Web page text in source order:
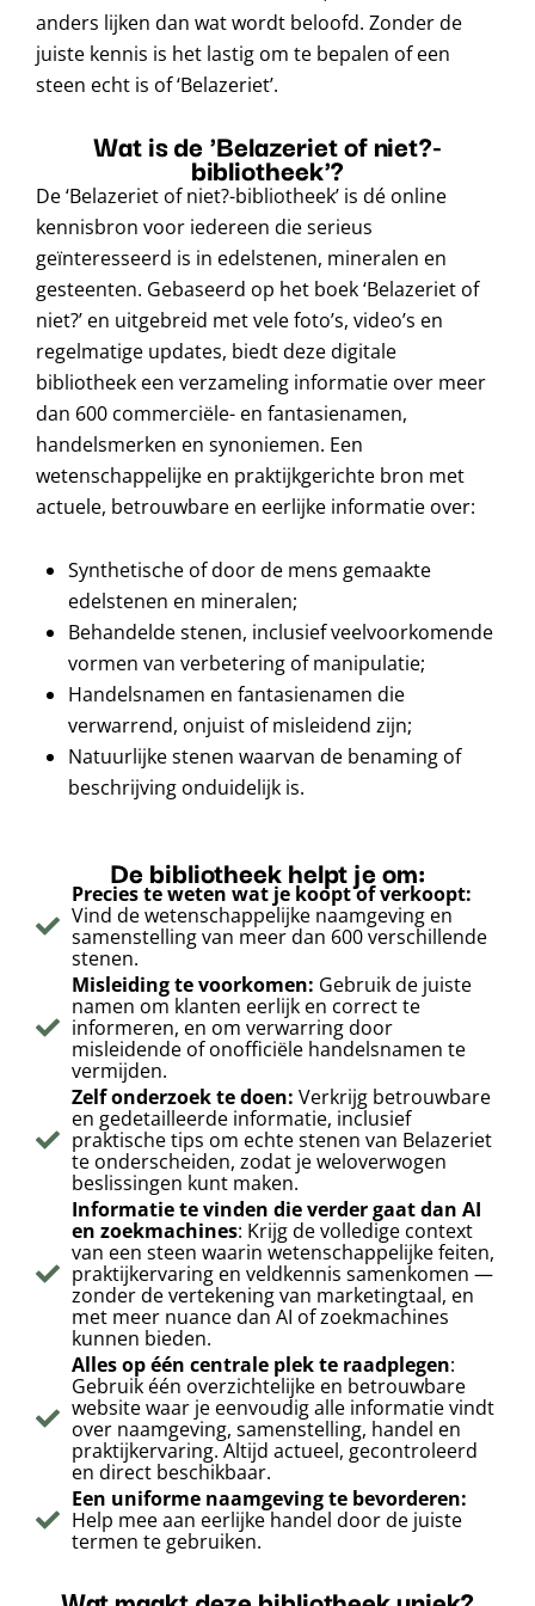
anders lijken dan wat wordt beloofd. Zonder de
juiste kennis is het lastig om te bepalen of een
steen echt is of ‘Belazeriet’.
Wat is de 'Belazeriet of niet?-
bibliotheek'?
De ‘Belazeriet of niet?-bibliotheek’ is dé online
kennisbron voor iedereen die serieus
geïnteresseerd is in edelstenen, mineralen en
gesteenten. Gebaseerd op het boek ‘Belazeriet of
niet?’ en uitgebreid met vele foto’s, video’s en
regelmatige updates, biedt deze digitale
bibliotheek een verzameling informatie over meer
dan 600 commerciële- en fantasienamen,
handelsmerken en synoniemen. Een
wetenschappelijke en praktijkgerichte bron met
actuele, betrouwbare en eerlijke informatie over:
Synthetische of door de mens gemaakte
edelstenen en mineralen;
Behandelde stenen, inclusief veelvoorkomende
vormen van verbetering of manipulatie;
Handelsnamen en fantasienamen die
verwarrend, onjuist of misleidend zijn;
Natuurlijke stenen waarvan de benaming of
beschrijving onduidelijk is.
De bibliotheek helpt je om:
Precies te weten wat je koopt of verkoopt:
Vind de wetenschappelijke naamgeving en
samenstelling van meer dan 600 verschillende
stenen.
Misleiding te voorkomen: Gebruik de juiste
namen om klanten eerlijk en correct te
informeren, en om verwarring door
misleidende of onofficiële handelsnamen te
vermijden.
Zelf onderzoek te doen: Verkrijg betrouwbare
en gedetailleerde informatie, inclusief
praktische tips om echte stenen van Belazeriet
te onderscheiden, zodat je weloverwogen
beslissingen kunt maken.
Informatie te vinden die verder gaat dan AI
en zoekmachines: Krijg de volledige context
van een steen waarin wetenschappelijke feiten,
praktijkervaring en veldkennis samenkomen —
zonder de vertekening van marketingtaal, en
met meer nuance dan AI of zoekmachines
kunnen bieden.
Alles op één centrale plek te raadplegen:
Gebruik één overzichtelijke en betrouwbare
website waar je eenvoudig alle informatie vindt
over naamgeving, samenstelling, handel en
praktijkervaring. Altijd actueel, gecontroleerd
en direct beschikbaar.
Een uniforme naamgeving te bevorderen:
Help mee aan eerlijke handel door de juiste
termen te gebruiken.